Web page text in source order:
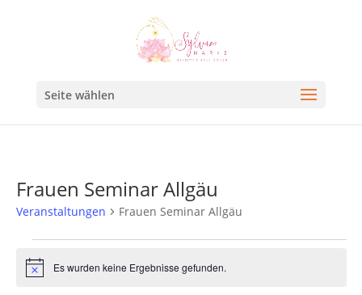
Seite wählen
Frauen Seminar Allgäu
Veranstaltungen Frauen Seminar Allgäu
HinweisEs wurden keine Ergebnisse gefunden.